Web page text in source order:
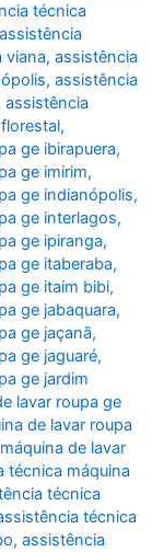
técnica
assistência
viana,assistência
,assistência
assistência
,
ge ibirapuera,
ge imirim,
ge indianópolis,
ge interlagos,
ge ipiranga,
ge itaberaba,
ge itaim bibi,
ge jabaquara,
ge jaçanã,
ge jaguaré,
ge jardim
lavar roupa ge
de lavar roupa
de lavar
técnica máquina
técnica
técnica
,assistência